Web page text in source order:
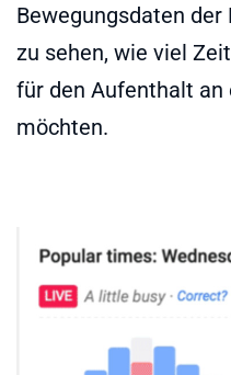
Bewegungsdaten
zu sehen, wie viel
für den Aufenthalt
möchten.